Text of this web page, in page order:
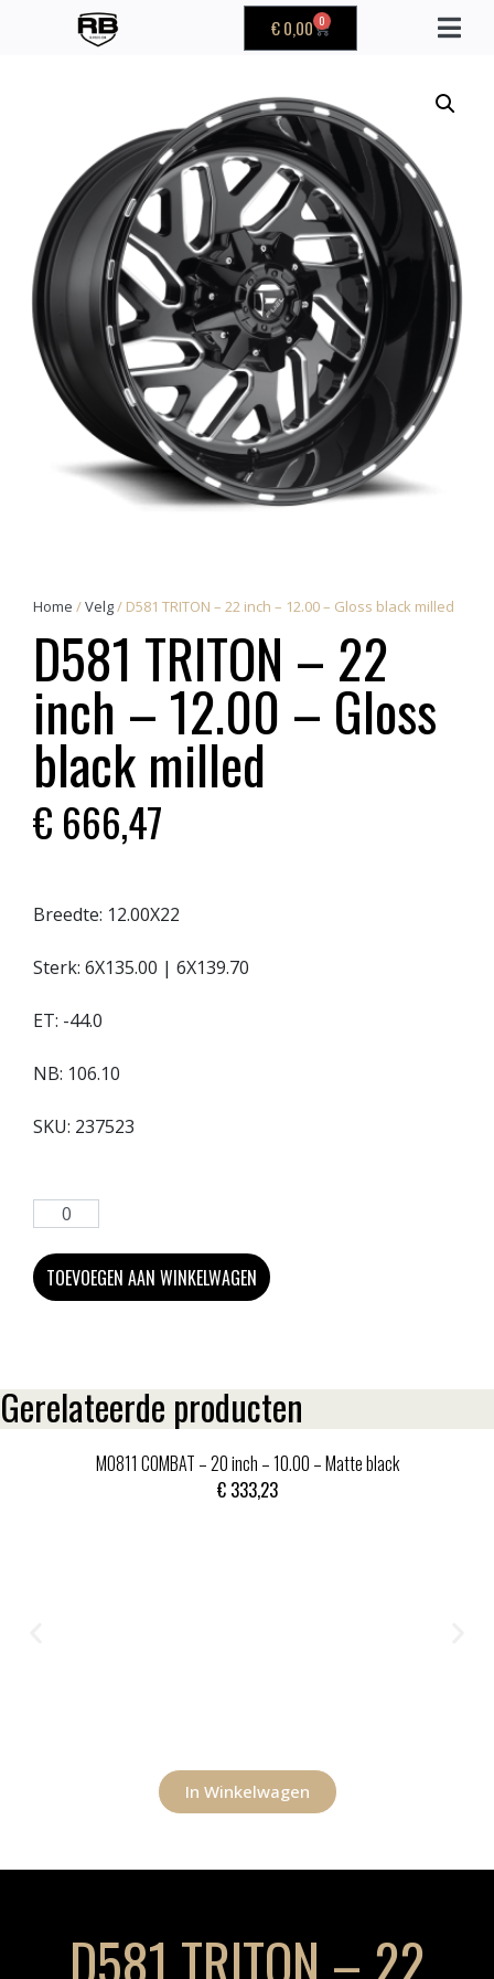
€0,00 0
Home /Velg/ D581 TRITON – 22 inch – 12.00 – Gloss black milled
D581 TRITON – 22
inch – 12.00 – Gloss
black milled
€ 666,47
Breedte: 12.00X22
Sterk: 6X135.00 | 6X139.70
ET: -44.0
NB: 106.10
SKU: 237523
TOEVOEGEN AAN WINKELWAGEN
Gerelateerde producten
MO811 COMBAT – 20 inch – 10.00 – Matte black
€333,23
In Winkelwagen
D581 TRITON – 22